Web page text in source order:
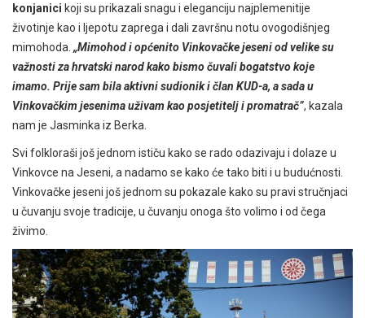
konjanici koji su prikazali snagu i eleganciju najplemenitije
životinje kao i ljepotu zaprega i dali završnu notu ovogodišnjeg
mimohoda. „Mimohod i općenito Vinkovačke jeseni od velike su
važnosti za hrvatski narod kako bismo čuvali bogatstvo koje
imamo. Prije sam bila aktivni sudionik i član KUD-a, a sada u
Vinkovačkim jesenima uživam kao posjetitelj i promatrač”, kazala
nam je Jasminka iz Berka.
Svi folkloraši još jednom ističu kako se rado odazivaju i dolaze u
Vinkovce na Jeseni, a nadamo se kako će tako biti i u budućnosti.
Vinkovačke jeseni još jednom su pokazale kako su pravi stručnjaci
u čuvanju svoje tradicije, u čuvanju onoga što volimo i od čega
živimo.